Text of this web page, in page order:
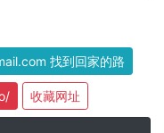
找到回家的路
收藏网址